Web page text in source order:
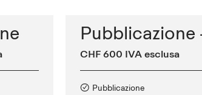
Pubblicazione
CHF 600 IVA esclusa
Pubblicazione